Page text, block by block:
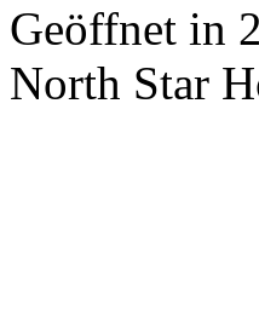
Geöffnet in
North Star